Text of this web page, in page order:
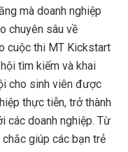
mà doanh nghiệp
chuyên sâu về
cuộc thi MT Kickstart
tìm kiếm và khai
cho sinh viên được
thực tiễn, trở thành
các doanh nghiệp. Từ
giúp các bạn trẻ